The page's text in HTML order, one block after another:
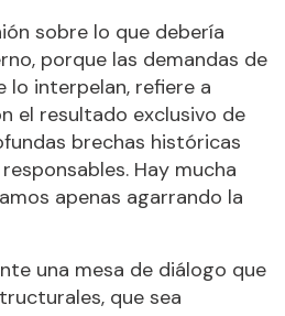
sobre lo que debería
porque las demandas de
lo interpelan, refiere a
el resultado exclusivo de
brechas históricas
Hay mucha
apenas agarrando la
una mesa de diálogo que
que sea